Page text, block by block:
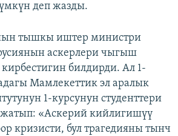
деп жазды.
тышкы иштер министри
аскерлери чыгыш
билдирди. Ал 1-
Мамлекеттик эл аралык
1-курсунун студенттери
«Аскерий кийлигишүү
кризисти, бул трагедияны тынч